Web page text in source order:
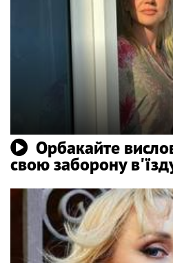
Орбакайте
свою заборону